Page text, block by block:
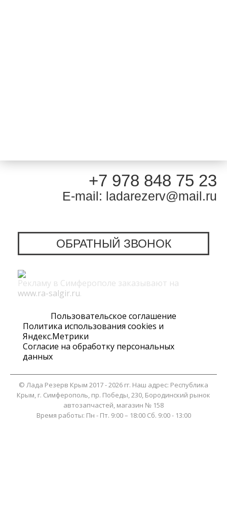
+7 978 848 75 23
E-mail: ladarezerv@mail.ru
ОБРАТНЫЙ ЗВОНОК
Рекламу в Симферополе заказывают на
www.ra-salgir.ru.
Пользовательское соглашение
Политика использования cookies и
Яндекс.Метрики
Согласие на обработку персональных
данных
© Лада Резерв Крым 2017 - 2026 гг. Наш адрес: Республика
Крым, г. Симферополь, пр. Победы, 230, Бородинский рынок
автозапчастей, магазин № 158
Время работы: Пн - Пт. 9:00 – 18:00 Сб. 9:00 - 13:00